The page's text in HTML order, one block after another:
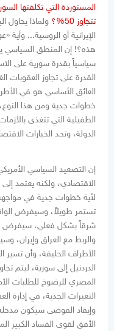
المستوردة التي تكلفتها
تتجاوز 50%؟
ولماذا
الإيرانية أو الروسية... وأية
هذه؟! إن المنطق السياسي
سياسياً بقدرة سورية على
القدرة على تجاوز العقوبات
العائق الأساسي هو في
خطوات جدية ومن هذا
الطفيلية التي تتغذى
الدولة، وتحد الخيارات
إن التصعيد السياسي
الاقتصادي، ولكنه يعتمد
لأية خطوات جدية في
تستمر طويلاً، وسيفرض
شرقاً بشكل فعلي، سيفرض
والربط مع العراق وإيران،
الأطراف الحليفة، وأن
الدردنيل إلى سورية، ليتم
المصري للرضوخ للطلبات
التغيرات الجدية، في إدارة
وإيقاد الفوضى سيكون
الأفق لقوى الفساد الكبير